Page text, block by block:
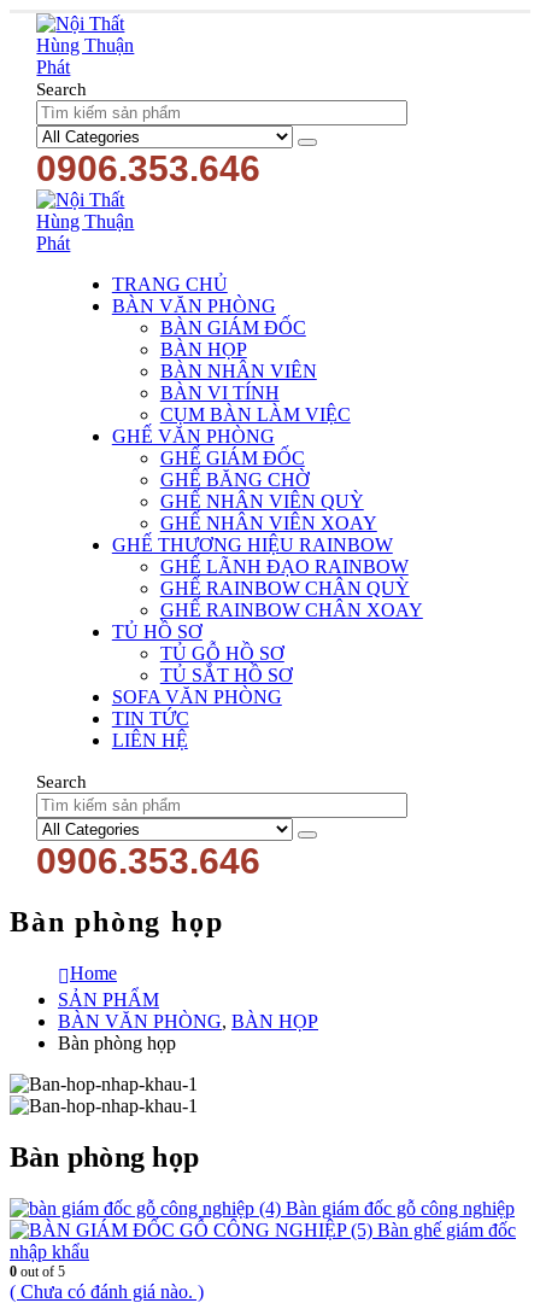
Search
0906.353.646
TRANG CHỦ
BÀN VĂN PHÒNG
BÀN GIÁM ĐỐC
BÀN HỌP
BÀN NHÂN VIÊN
BÀN VI TÍNH
CỤM BÀN LÀM VIỆC
GHẾ VĂN PHÒNG
GHẾ GIÁM ĐỐC
GHẾ BĂNG CHỜ
GHẾ NHÂN VIÊN QUỲ
GHẾ NHÂN VIÊN XOAY
GHẾ THƯƠNG HIỆU RAINBOW
GHẾ LÃNH ĐẠO RAINBOW
GHẾ RAINBOW CHÂN QUỲ
GHẾ RAINBOW CHÂN XOAY
TỦ HỒ SƠ
TỦ GỖ HỒ SƠ
TỦ SẮT HỒ SƠ
SOFA VĂN PHÒNG
TIN TỨC
LIÊN HỆ
Search
0906.353.646
Bàn phòng họp
Home
SẢN PHẨM
BÀN VĂN PHÒNG, BÀN HỌP
Bàn phòng họp
Bàn phòng họp
Bàn giám đốc gỗ công nghiệp
Bàn ghế giám đốc
nhập khẩu
0 out of 5
( Chưa có đánh giá nào. )